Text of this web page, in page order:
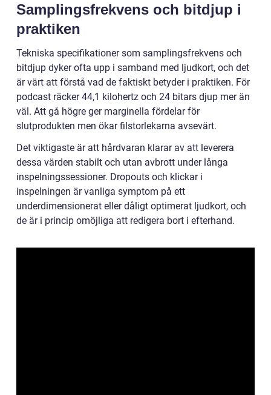
Samplingsfrekvens och bitdjup i
praktiken
Tekniska specifikationer som samplingsfrekvens och
bitdjup dyker ofta upp i samband med ljudkort, och det
är värt att förstå vad de faktiskt betyder i praktiken. För
podcast räcker 44,1 kilohertz och 24 bitars djup mer än
väl. Att gå högre ger marginella fördelar för
slutprodukten men ökar filstorlekarna avsevärt.
Det viktigaste är att hårdvaran klarar av att leverera
dessa värden stabilt och utan avbrott under långa
inspelningssessioner. Dropouts och klickar i
inspelningen är vanliga symptom på ett
underdimensionerat eller dåligt optimerat ljudkort, och
de är i princip omöjliga att redigera bort i efterhand.